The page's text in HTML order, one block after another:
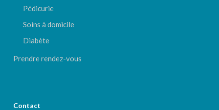
Pédicurie
Soins à domicile
Diabète
Prendre rendez-vous
Contact